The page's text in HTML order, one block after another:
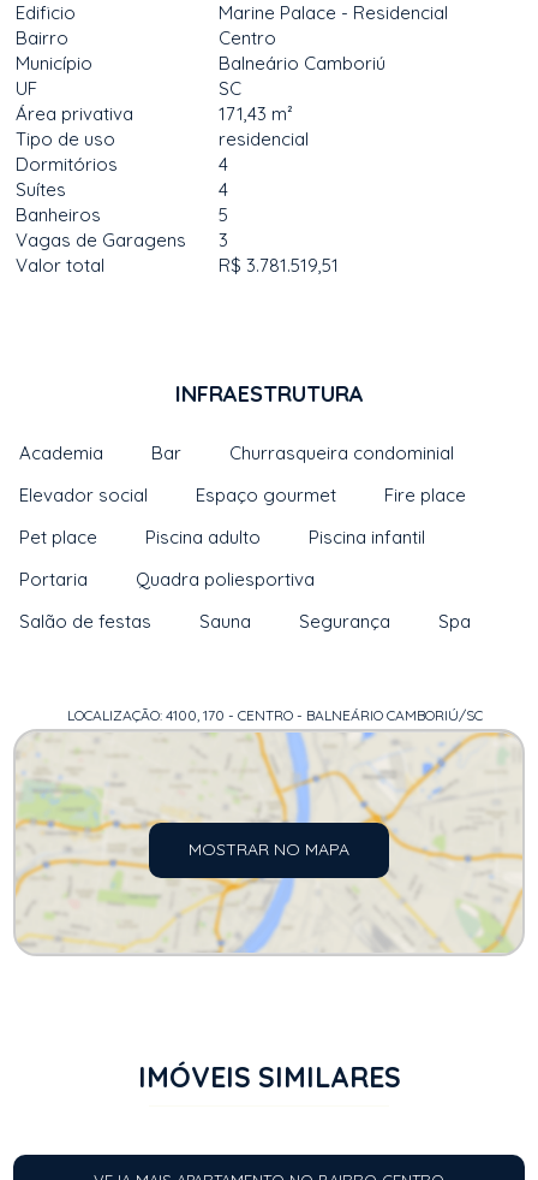
Edificio
Marine Palace - Residencial
Bairro
Centro
Município
Balneário Camboriú
UF
SC
Área privativa
171,43 m²
Tipo de uso
residencial
Dormitórios
4
Suítes
4
Banheiros
5
Vagas de Garagens
3
Valor total
R$ 3.781.519,51
INFRAESTRUTURA
Academia Bar
Churrasqueira condominial
Elevador social
Espaço gourmet
Fire place
Pet place
Piscina adulto
Piscina infantil
Portaria
Quadra poliesportiva
Salão de festas
Sauna Segurança Spa
LOCALIZAÇÃO: 4100, 170 - CENTRO - BALNEÁRIO CAMBORIÚ/SC
MOSTRAR NO MAPA
IMÓVEIS SIMILARES